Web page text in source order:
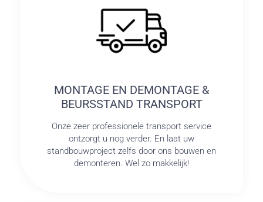
MONTAGE EN DEMONTAGE &
BEURSSTAND TRANSPORT
Onze zeer professionele transport service
ontzorgt u nog verder. En laat uw
standbouwproject zelfs door ons bouwen en
demonteren. Wel zo makkelijk!